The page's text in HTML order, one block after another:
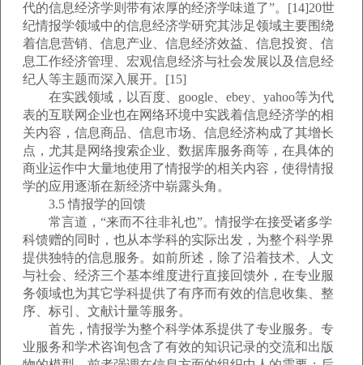
代的信息经济学则带有浓厚的经济学味道了”。[14]20世
纪情报学领域中的信息经济学研究其涉足领域主要围绕
着信息营销、信息产业、信息经济效益、信息投资、信
息工作经济管理、宏观信息经济与社会发展以及信息经
纪人等主题而深入展开。[15]
在实践领域，以百度、google、ebey、yahoo等为代
表的互联网企业也在网络环境中实践着信息经济学的相
关内容，信息商品、信息市场、信息经济构成了其增长
点，尤其是网络搜索企业、数据库服务商等，在具体的
商业运作中大量地使用了情报学的相关内容，使得情报
学的应用逐渐在新经济中崭露头角。
3.5 情报学的回馈
常言道，“来而不往非礼也”。情报学在接受诸多学
科馈赠的同时，也从本学科的实际出发，为整个科学界
提供独特的信息服务。如前所述，除了沿着技术、人文
与社会、经济三个基本维度进行直接回馈外，在专业服
务领域也为其它学科提供了有序而有效的信息收集、整
序、标引、文献计量等服务。
首先，情报学为整个科学体系提供了专业服务。专
业服务和学术咨询包含了有效的知识记录的交流和出版